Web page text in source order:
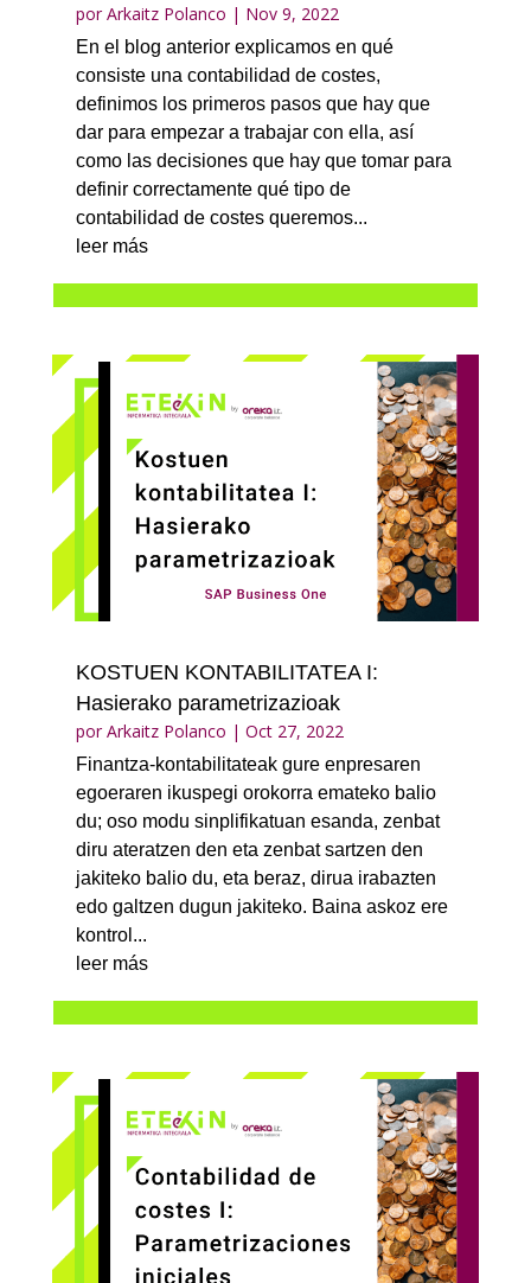
porArkaitz Polanco | Nov 9, 2022
En el blog anterior explicamos en qué
consiste una contabilidad de costes,
definimos los primeros pasos que hay que
dar para empezar a trabajar con ella, así
como las decisiones que hay que tomar para
definir correctamente qué tipo de
contabilidad de costes queremos...
leer más
KOSTUEN KONTABILITATEA I:
Hasierako parametrizazioak
porArkaitz Polanco | Oct 27, 2022
Finantza-kontabilitateak gure enpresaren
egoeraren ikuspegi orokorra emateko balio
du; oso modu sinplifikatuan esanda, zenbat
diru ateratzen den eta zenbat sartzen den
jakiteko balio du, eta beraz, dirua irabazten
edo galtzen dugun jakiteko. Baina askoz ere
kontrol...
leer más